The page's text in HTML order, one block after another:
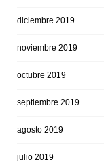
diciembre 2019
noviembre 2019
octubre 2019
septiembre 2019
agosto 2019
julio 2019